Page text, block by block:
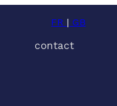
FR | GB
contact